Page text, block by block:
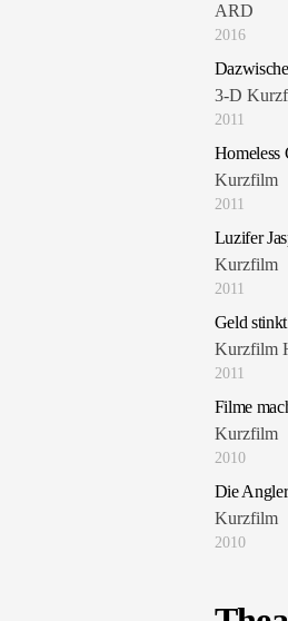
ARD
2016
3-D
2011
Homeless
Kurzfilm
2011
Luzifer
Kurzfilm
2011
Geld
Kurzfilm
2011
Filme
Kurzfilm
2010
Die
Kurzfilm
2010